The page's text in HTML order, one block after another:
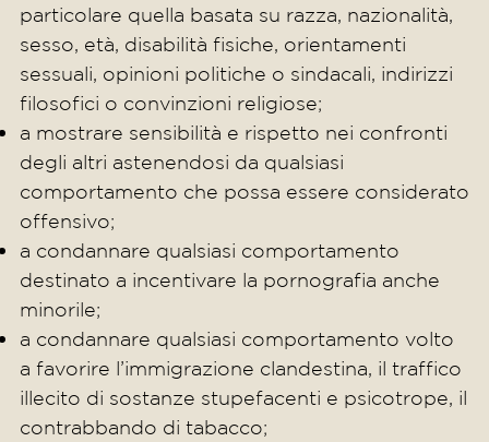
particolare quella basata su razza, nazionalità,
sesso, età, disabilità fisiche, orientamenti
sessuali, opinioni politiche o sindacali, indirizzi
filosofici o convinzioni religiose;
a mostrare sensibilità e rispetto nei confronti
degli altri astenendosi da qualsiasi
comportamento che possa essere considerato
offensivo;
a condannare qualsiasi comportamento
destinato a incentivare la pornografia anche
minorile;
a condannare qualsiasi comportamento volto
a favorire l’immigrazione clandestina, il traffico
illecito di sostanze stupefacenti e psicotrope, il
contrabbando di tabacco;